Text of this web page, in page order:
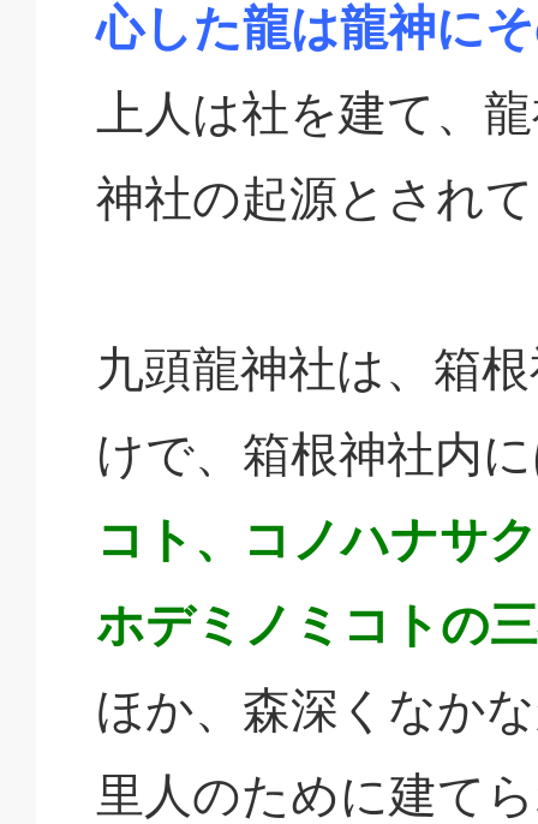
心した龍は龍神に
上人は社を建て、
神社の起源とされ
九頭龍神社は、箱
けで、箱根神社内
コト、コノハナサ
ホデミノミコトの
ほか、森深くなか
里人のために建て